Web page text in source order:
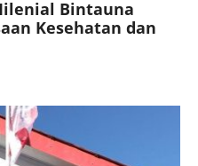
Bintauna
Kesehatan dan